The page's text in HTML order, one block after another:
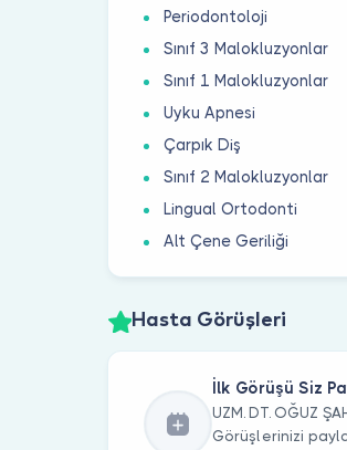
Periodontoloji
Sınıf 3 Malokluzyonlar
Sınıf 1 Malokluzyonlar
Uyku Apnesi
Çarpık Diş
Sınıf 2 Malokluzyonlar
Lingual Ortodonti
Alt Çene Geriliği
Hasta Görüşleri
İlk Görüşü Siz
UZM. DT. OĞUZ
Görüşlerinizi